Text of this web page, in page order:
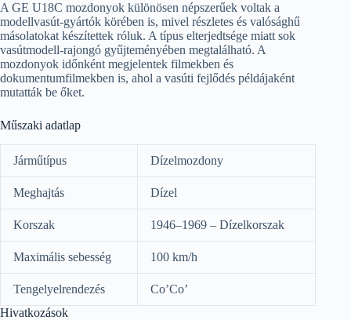
A GE U18C mozdonyok különösen népszerűek voltak a
modellvasút-gyártók körében is, mivel részletes és valósághű
másolatokat készítettek róluk. A típus elterjedtsége miatt sok
vasútmodell-rajongó gyűjteményében megtalálható. A
mozdonyok időnként megjelentek filmekben és
dokumentumfilmekben is, ahol a vasúti fejlődés példájaként
mutatták be őket.
Műszaki adatlap
Járműtípus Dízelmozdony
Meghajtás Dízel
Korszak 1946–1969 – Dízelkorszak
Maximális sebesség 100 km/h
Tengelyelrendezés
Co’Co’
Hivatkozások